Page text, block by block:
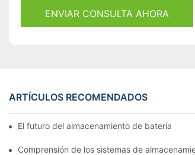
ENVIAR CONSULTA AHORA
ARTÍCULOS RECOMENDADOS
El futuro del almacenamiento de baterías
Comprensión de los sistemas de